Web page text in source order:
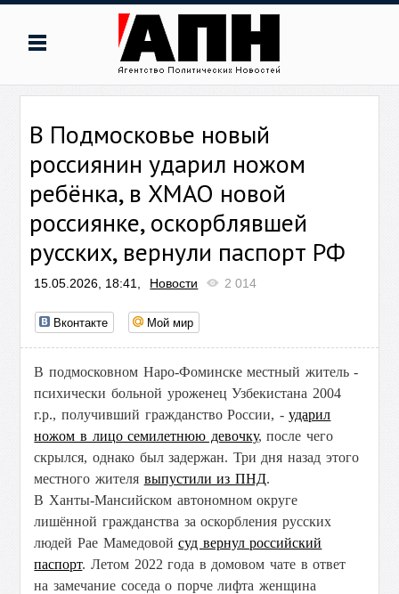
В Подмосковье новый
россиянин ударил ножом
ребёнка, в ХМАО новой
россиянке, оскорблявшей
русских, вернули паспорт РФ
15.05.2026, 18:41, Новости 2 014
Вконтакте Мой мир
В подмосковном Наро-Фоминске местный житель -
психически больной уроженец Узбекистана 2004
г.р., получивший гражданство России, -ударил
ножом в лицо семилетнюю девочку, после чего
скрылся, однако был задержан. Три дня назад этого
местного жителя выпустили из ПНД.
В Ханты-Мансийском автономном округе
лишённой гражданства за оскорбления русских
людей Рае Мамедовойсуд вернул российский
паспорт. Летом 2022 года в домовом чате в ответ
на замечание соседа о порче лифта женщина